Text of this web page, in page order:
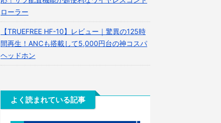
ローラー
【TRUEFREE HF-10】レビュー｜驚異の125時
間再生！ANCも搭載して5,000円台の神コスパ
ヘッドホン
よく読まれている記事